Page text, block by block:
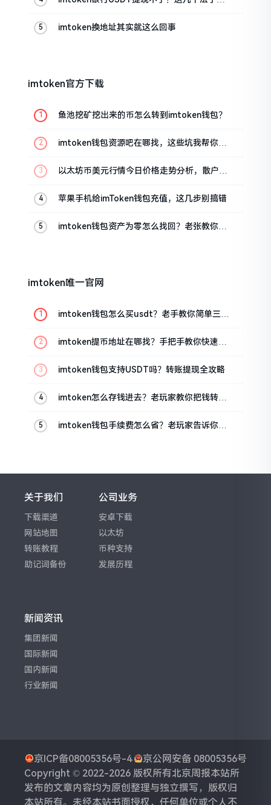
imtoken换地址其实就这么回事
imtoken官方下载
鱼池挖矿挖出来的币怎么转到imtoken钱包？
imtoken钱包资源吧在哪找，这些坑我帮你趟
以太坊币美元行情今日价格走势分析，散户如
苹果手机给imToken钱包充值，这几步别搞错
imtoken钱包资产为零怎么找回？老张教你几
imtoken唯一官网
imtoken钱包怎么买usdt？老手教你简单三步
imtoken提币地址在哪找？手把手教你快速查
imtoken钱包支持USDT吗？转账提现全攻略
imtoken怎么存钱进去？老玩家教你把钱转进
imtoken钱包手续费怎么省？老玩家告诉你几
关于我们
下载渠道
网站地图
转账教程
助记词备份
公司业务
安卓下载
以太坊
币种支持
发展历程
新闻资讯
集团新闻
国际新闻
国内新闻
行业新闻
京ICP备08005356号-4
京公网安备 08005356号
Copyright © 2022-2026 版权所有北京周报本站所
发布的文章内容均为原创整理与独立撰写，版权归
本站所有。未经本站书面授权，任何单位或个人不